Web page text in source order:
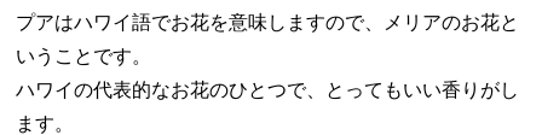
プアはハワイ語でお花を意味しますので、メリアのお花と
いうことです。
ハワイの代表的なお花のひとつで、とってもいい香りがし
ます。